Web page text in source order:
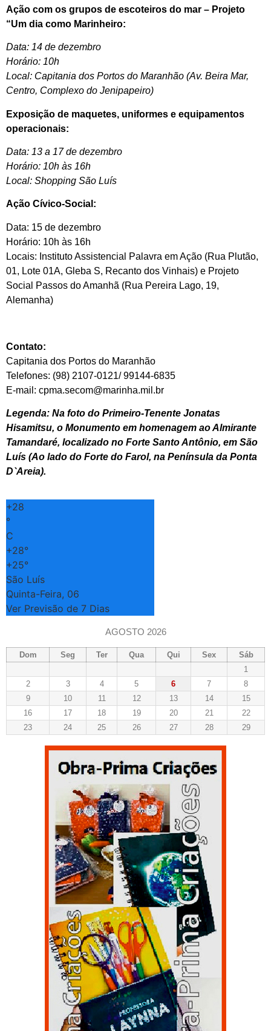
+28
°
C
+28°
+25°
São Luís
Quinta-Feira, 06
Ver Previsão de 7 Dias
AGOSTO 2026
Dom Seg Ter Qua Qui Sex
Sáb
1
2
3 4 5 6 7
8
9
10 11 12 13 14
15
16
17 18 19 20 21
22
23
24 25 26 27 28 29
Ação com os grupos de escoteiros do mar – Projeto
“Um dia como Marinheiro:
Data: 14 de dezembro
Horário: 10h
Local: Capitania dos Portos do Maranhão (Av. Beira Mar,
Centro, Complexo do Jenipapeiro)
Exposição de maquetes, uniformes e equipamentos
operacionais:
Data: 13 a 17 de dezembro
Horário: 10h às 16h
Local: Shopping São Luís
Ação Cívico-Social:
Data: 15 de dezembro
Horário: 10h às 16h
Locais: Instituto Assistencial Palavra em Ação (Rua Plutão,
01, Lote 01A, Gleba S, Recanto dos Vinhais) e Projeto
Social Passos do Amanhã (Rua Pereira Lago, 19,
Alemanha)
Contato:
Capitania dos Portos do Maranhão
Telefones: (98) 2107-0121/ 99144-6835
E-mail: cpma.secom@marinha.mil.br
Legenda: Na foto do Primeiro-Tenente Jonatas
Hisamitsu, o Monumento em homenagem ao Almirante
Tamandaré, localizado no Forte Santo Antônio, em São
Luís (Ao lado do Forte do Farol, na Península da Ponta
D`Areia).